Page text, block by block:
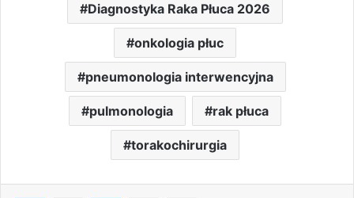
Diagnostyka Raka Płuca 2026
onkologia płuc
pneumonologia interwencyjna
pulmonologia rak płuca
torakochirurgia